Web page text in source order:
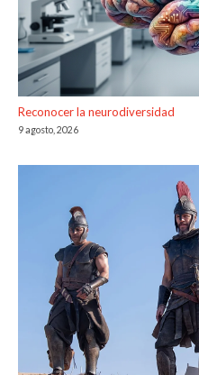
Reconocer la neurodiversidad
9 agosto, 2026